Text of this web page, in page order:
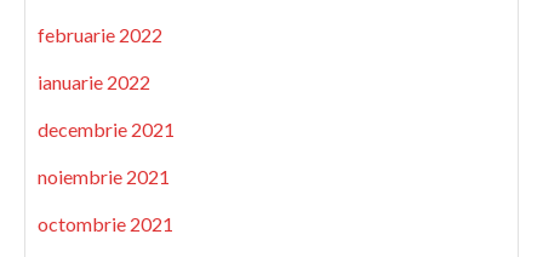
februarie 2022
ianuarie 2022
decembrie 2021
noiembrie 2021
octombrie 2021